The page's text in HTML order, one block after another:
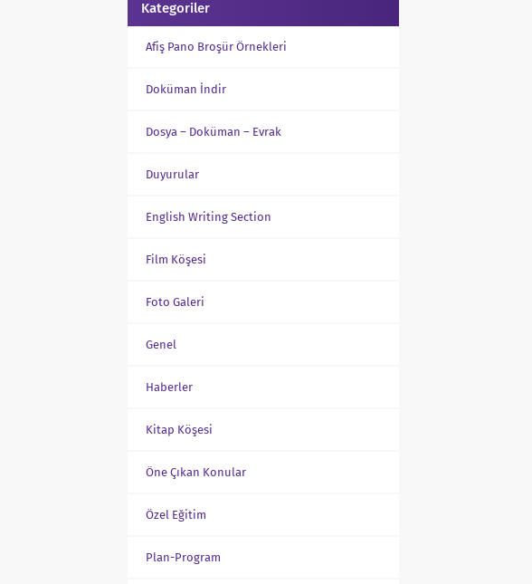
Kategoriler
Afiş Pano Broşür Örnekleri
Doküman İndir
Dosya – Doküman – Evrak
Duyurular
English Writing Section
Film Köşesi
Foto Galeri
Genel
Haberler
Kitap Köşesi
Öne Çıkan Konular
Özel Eğitim
Plan-Program